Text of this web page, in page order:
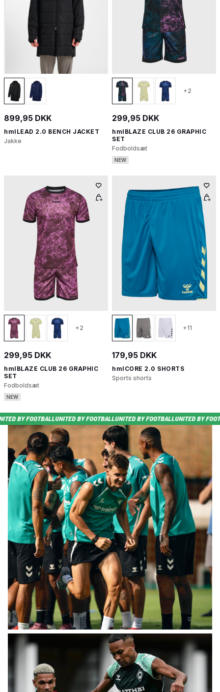
899,95 DKK
hmlLEAD 2.0 BENCH JACKET
Jakke
+2
299,95 DKK
hmlBLAZE CLUB 26 GRAPHIC
SET
Fodboldsæt
NEW
+2
299,95 DKK
hmlBLAZE CLUB 26 GRAPHIC
SET
Fodboldsæt
NEW
+11
179,95 DKK
hmlCORE 2.0 SHORTS
Sports shorts
UNITED BY FOOTBALLUNITED BY FOOTBALLUNITED BY FOOTBALLUNITED BY